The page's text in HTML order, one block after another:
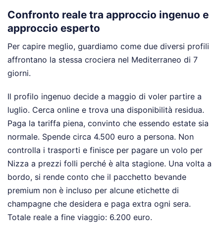
Confronto reale tra approccio ingenuo e
approccio esperto
Per capire meglio, guardiamo come due diversi profili
affrontano la stessa crociera nel Mediterraneo di 7
giorni.
Il profilo ingenuo decide a maggio di voler partire a
luglio. Cerca online e trova una disponibilità residua.
Paga la tariffa piena, convinto che essendo estate sia
normale. Spende circa 4.500 euro a persona. Non
controlla i trasporti e finisce per pagare un volo per
Nizza a prezzi folli perché è alta stagione. Una volta a
bordo, si rende conto che il pacchetto bevande
premium non è incluso per alcune etichette di
champagne che desidera e paga extra ogni sera.
Totale reale a fine viaggio: 6.200 euro.